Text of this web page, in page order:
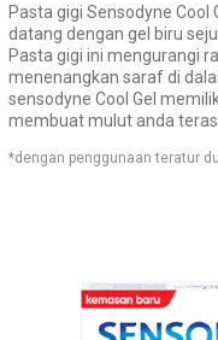
Pasta gigi Sensodyne Cool
datang dengan gel biru
Pasta gigi ini mengurangi
menenangkan saraf di
sensodyne Cool Gel
membuat mulut anda
*dengan penggunaan teratur